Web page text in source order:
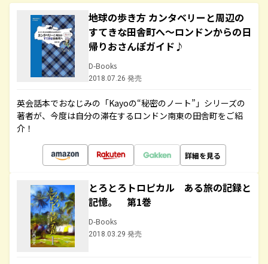
地球の歩き方 カンタベリーと周辺の
すてきな田舎町へ～ロンドンからの日
帰りおさんぽガイド♪
D-Books
2018.07.26 発売
英会話本でおなじみの「Kayoの“秘密のノート”」シリーズの
著者が、今度は自分の滞在するロンドン南東の田舎町をご紹
介！
詳細を見る
とろとろトロピカル ある旅の記録と
記憶。 第1巻
D-Books
2018.03.29 発売